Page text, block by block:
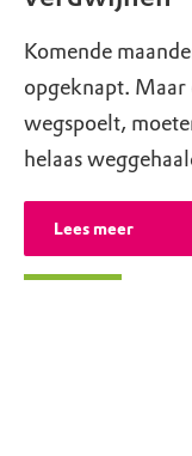
Komende
opgeknapt. Maar
wegspoelt,
helaas
Lees meer